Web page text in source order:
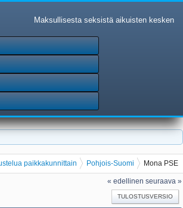
Maksullisesta seksistä aikuisten kesken
paikkakunnittain Pohjois-Suomi Mona PSE
« edellinen seuraava »
TULOSTUSVERSIO